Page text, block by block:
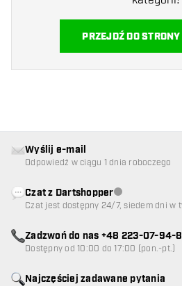
PRZEJDŹ DO
Najczęściej zadawane pytania
Wyślij e-mail
Odpowiedź w ciągu 1 dnia roboczego
Czat z DartshopperObsługa klienta
Czat jest dostępny 24/7, siedem dni w
Zadzwoń do nas +48 223-07-94-
Dostępny od 10:00 do 17:00 (pon.-pt.)